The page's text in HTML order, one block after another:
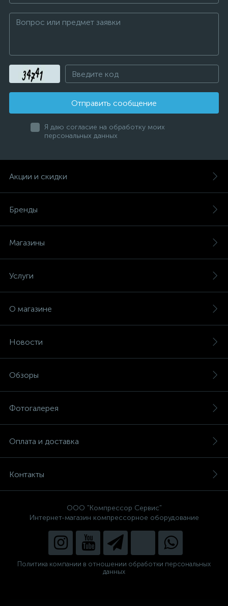
Отправить сообщение
Я даю согласие на обработку моих
персональных данных
Акции и скидки
Бренды
Магазины
Услуги
О магазине
Новости
Обзоры
Фотогалерея
Оплата и доставка
Контакты
ООО "Компрессор Сервис"
Интернет-магазин компрессорное оборудование
Политика компании в отношении обработки персональных
данных